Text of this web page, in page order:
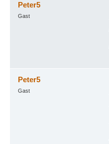
Peter5
Gast
Peter5
Gast